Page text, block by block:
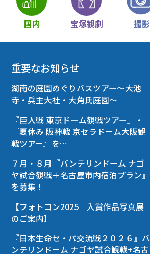
国内 宝塚観劇 撮影
重要なお知らせ
湖南の庭園めぐりバスツアー～大池
寺・兵主大社・大角氏庭園～
『巨人戦 東京ドーム観戦ツアー』・
『夏休み 阪神戦 京セラドーム大阪観
戦ツアー』を…
７月・８月『バンテリンドーム ナゴ
ヤ試合観戦＋名古屋市内宿泊プラン』
を募集！
【フォトコン2025 入賞作品写真展
のご案内】
『日本生命セ・パ交流戦２０２６』バ
ンテリンドーム ナゴヤ試合観戦+名古